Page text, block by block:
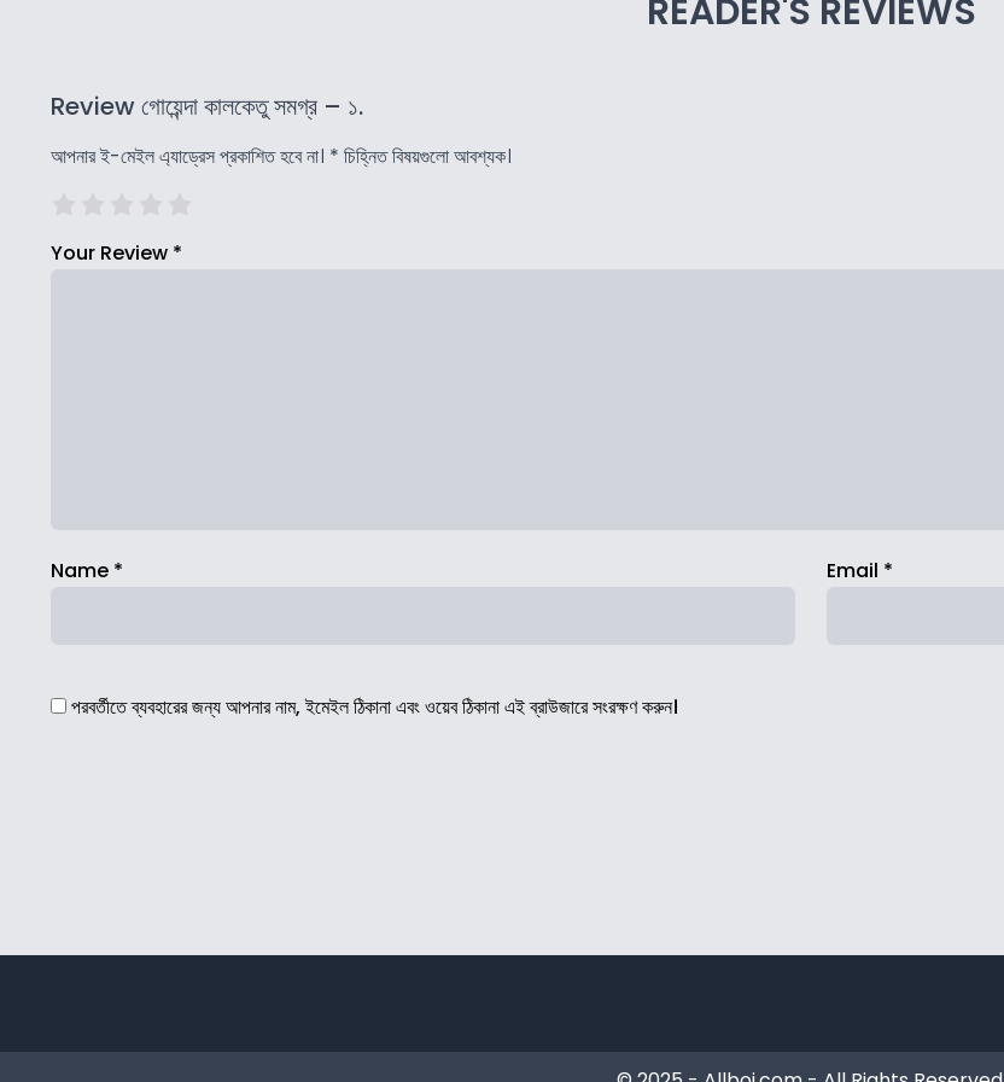
READER'S REVIEWS
Review গোয়েন্দা কালকেতু সমগ্র – ১.
আপনার ই-মেইল এ্যাড্রেস প্রকাশিত হবে না। * চিহ্নিত বিষয়গুলো আবশ্যক।
Your Review *
Name * Email *
পরবর্তীতে ব্যবহারের জন্য আপনার নাম, ইমেইল ঠিকানা এবং ওয়েব ঠিকানা এই ব্রাউজারে সংরক্ষণ করুন।